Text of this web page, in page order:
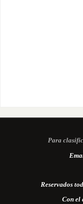
Para
Reservados
Con el